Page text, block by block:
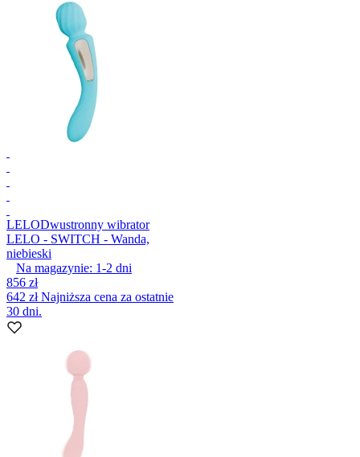
LELODwustronny wibrator
LELO - SWITCH - Wanda,
niebieski
Na magazynie: 1-2 dni
856 zł
642 złNajniższa cena za ostatnie
30 dni.